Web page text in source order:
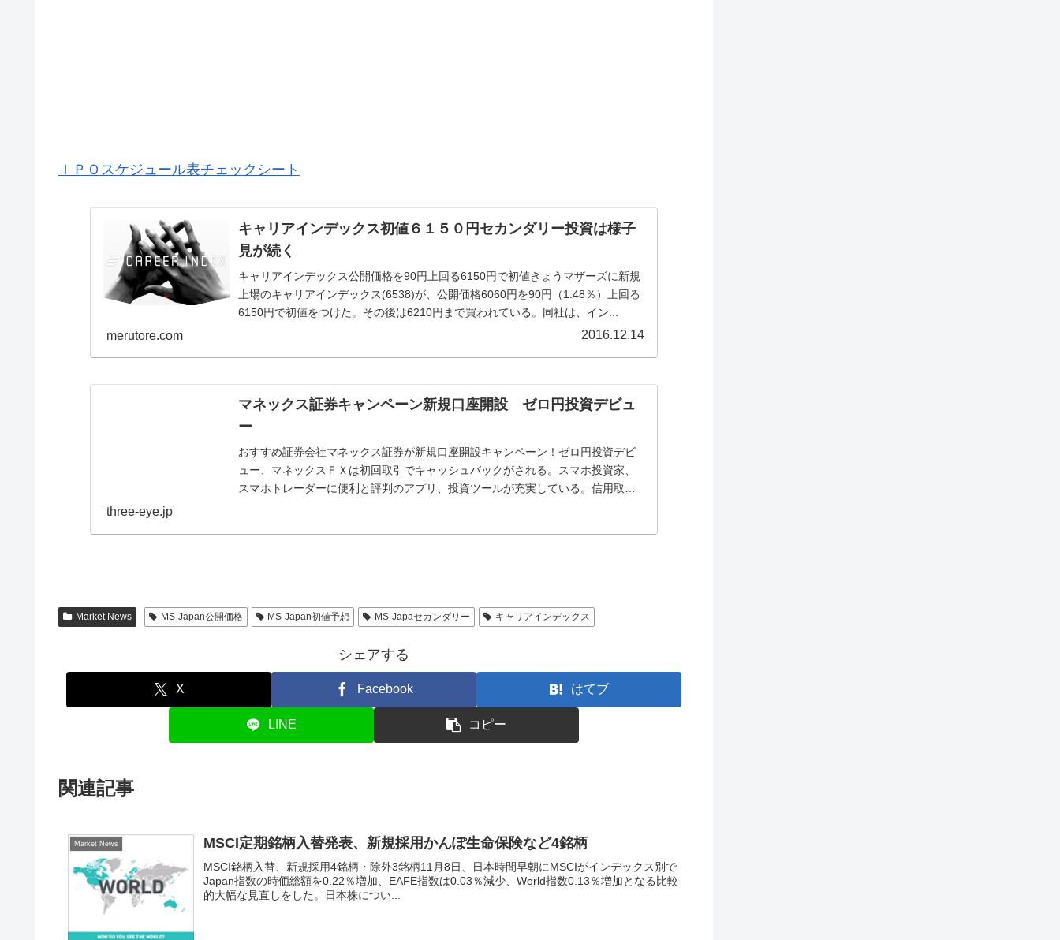
ＩＰＯスケジュール表チェックシート
キャリアインデックス初値６１５０円セカンダリー投資は様子
見が続く
キャリアインデックス公開価格を90円上回る6150円で初値きょうマザーズに新規
上場のキャリアインデックス(6538)が、公開価格6060円を90円（1.48％）上回る
6150円で初値をつけた。その後は6210円まで買われている。同社は、イン...
merutore.com 2016.12.14
マネックス証券キャンペーン新規口座開設 ゼロ円投資デビュ
ー
おすすめ証券会社マネックス証券が新規口座開設キャンペーン！ゼロ円投資デビ
ュー、マネックスＦＸは初回取引でキャッシュバックがされる。スマホ投資家、
スマホトレーダーに便利と評判のアプリ、投資ツールが充実している。信用取
three-eye.jp
Market News MS-Japan公開価格 MS-Japan初値予想 MS-Japaセカンダリー キャリアインデックス
シェアする
X Facebook はてブ
LINE コピー
関連記事
Market News MSCI定期銘柄入替発表、新規採用かんぽ生命保険など4銘柄
MSCI銘柄入替、新規採用4銘柄・除外3銘柄11月8日、日本時間早朝にMSCIがインデックス別で
Japan指数の時価総額を0.22％増加、EAFE指数は0.03％減少、World指数0.13％増加となる比較
的大幅な見直しをした。日本株につい...